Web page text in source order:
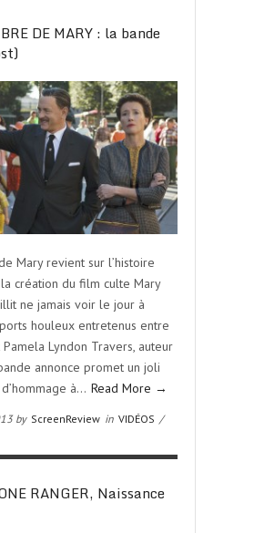
DE MARY : la bande
Mary revient sur l’histoire
création du film culte Mary
ne jamais voir le jour à
houleux entretenus entre
Lyndon Travers, auteur
annonce promet un joli
à… Read More →
by ScreenReview in VIDÉOS /
RANGER, Naissance